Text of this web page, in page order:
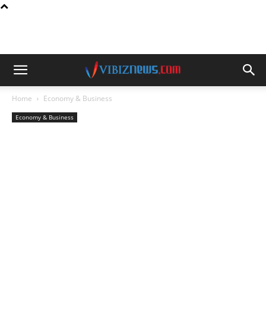
Home Economy & Business
Economy & Business